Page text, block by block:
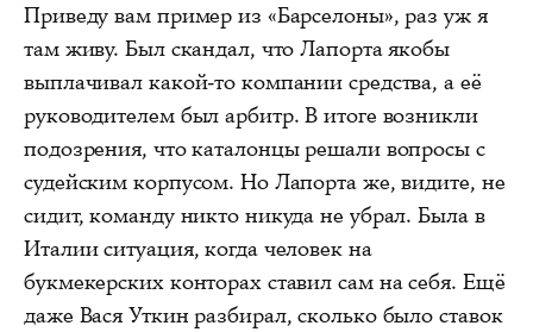
Приведу вам пример из «Барселоны», раз уж я
там живу. Был скандал, что Лапорта якобы
выплачивал какой-то компании средства, а её
руководителем был арбитр. В итоге возникли
подозрения, что каталонцы решали вопросы с
судейским корпусом. Но Лапорта же, видите, не
сидит, команду никто никуда не убрал. Была в
Италии ситуация, когда человек на
букмекерских конторах ставил сам на себя. Ещё
даже Вася Уткин разбирал, сколько было ставок